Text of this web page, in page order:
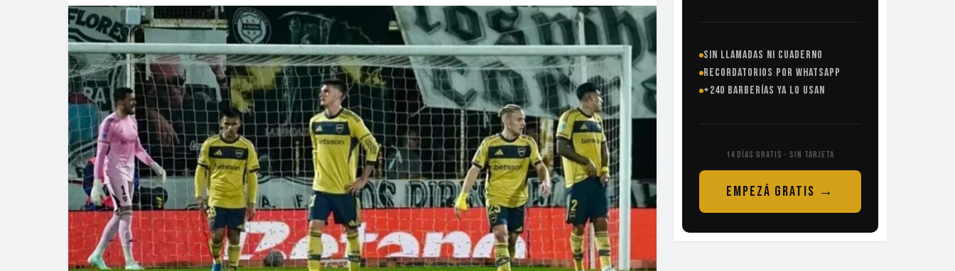
SIN LLAMADAS NI CUADERNO
RECORDATORIOS POR WHATSAPP
+240 BARBERÍAS YA LO USAN
14 DÍAS GRATIS · SIN TARJETA
EMPEZÁ GRATIS →